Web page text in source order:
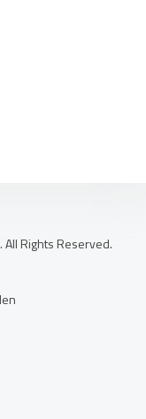
Rights Reserved.